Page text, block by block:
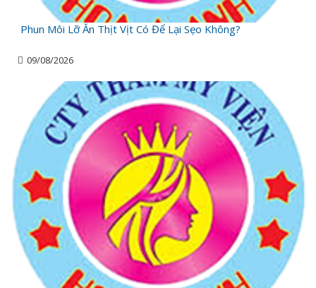
Phun Môi Lỡ Ăn Thịt Vịt Có Để Lại Sẹo Không?
09/08/2026